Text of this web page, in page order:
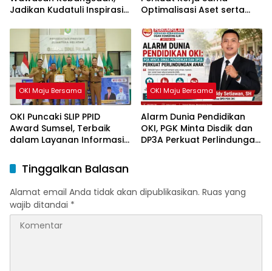
Jadikan Kudatuli Inspirasi
Optimalisasi Aset serta
OKI Maju Bersama
OKI Puncaki SLIP PPID
Award Sumsel, Terbaik
dalam Layanan Informasi
OKI Maju Bersama
Alarm Dunia Pendidikan
OKI, PGK Minta Disdik dan
DP3A Perkuat Perlindungan
Tinggalkan Balasan
Alamat email Anda tidak akan dipublikasikan. Ruas yang
wajib ditandai *